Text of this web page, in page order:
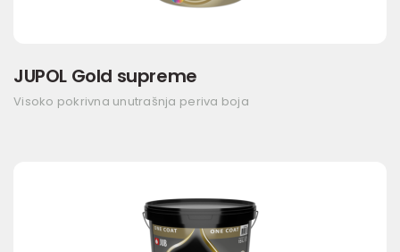
JUPOL Gold supreme
Visoko pokrivna unutrašnja periva boja